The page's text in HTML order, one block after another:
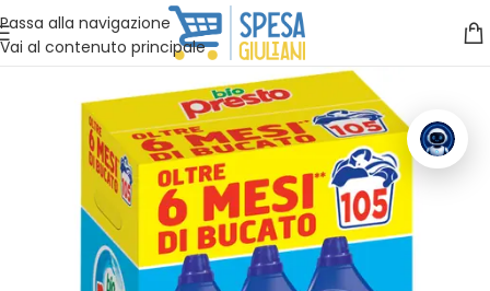
Passa alla navigazione
Vai al contenuto principale
Vuoi assistenza?Clicca qui e ti richiamiamo noi